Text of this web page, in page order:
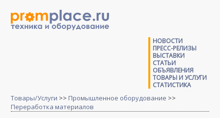
НОВОСТИ
ПРЕСС-РЕЛИЗЫ
ВЫСТАВКИ
СТАТЬИ
ОБЪЯВЛЕНИЯ
ТОВАРЫ И УСЛУГИ
СТАТИСТИКА
Товары/Услуги >> Промышленное оборудование >>
Переработка материалов